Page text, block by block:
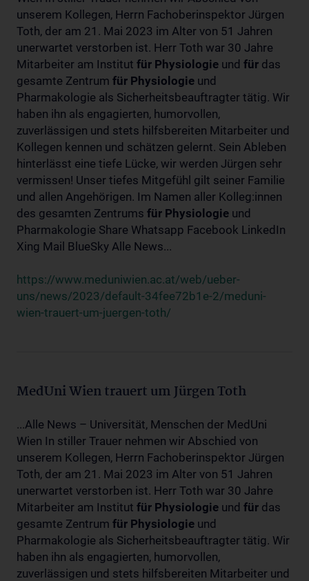
unserem Kollegen, Herrn Fachoberinspektor Jürgen
Toth, der am 21. Mai 2023 im Alter von 51 Jahren
unerwartet verstorben ist. Herr Toth war 30 Jahre
Mitarbeiter am Institut für Physiologie und für das
gesamte Zentrum für Physiologie und
Pharmakologie als Sicherheitsbeauftragter tätig. Wir
haben ihn als engagierten, humorvollen,
zuverlässigen und stets hilfsbereiten Mitarbeiter und
Kollegen kennen und schätzen gelernt. Sein Ableben
hinterlässt eine tiefe Lücke, wir werden Jürgen sehr
vermissen! Unser tiefes Mitgefühl gilt seiner Familie
und allen Angehörigen. Im Namen aller Kolleg:innen
des gesamten Zentrums für Physiologie und
Pharmakologie Share Whatsapp Facebook LinkedIn
Xing Mail BlueSky Alle News...
https://www.meduniwien.ac.at/web/ueber-
uns/news/2023/default-34fee72b1e-2/meduni-
wien-trauert-um-juergen-toth/
MedUni Wien trauert um Jürgen Toth
...Alle News – Universität, Menschen der MedUni
Wien In stiller Trauer nehmen wir Abschied von
unserem Kollegen, Herrn Fachoberinspektor Jürgen
Toth, der am 21. Mai 2023 im Alter von 51 Jahren
unerwartet verstorben ist. Herr Toth war 30 Jahre
Mitarbeiter am Institut für Physiologie und für das
gesamte Zentrum für Physiologie und
Pharmakologie als Sicherheitsbeauftragter tätig. Wir
haben ihn als engagierten, humorvollen,
zuverlässigen und stets hilfsbereiten Mitarbeiter und